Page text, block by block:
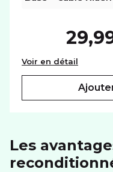
Voir en détail Base +
Les